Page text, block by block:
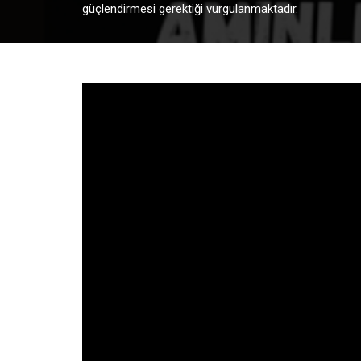
güçlendirmesi gerektiği vurgulanmaktadır.